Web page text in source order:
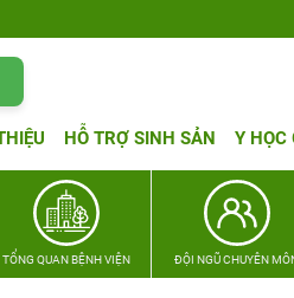
HỖ TRỢ SINH SẢN Y HỌC
TỔNG QUAN BỆNH VIỆN ĐỘI NGŨ CHUYÊN